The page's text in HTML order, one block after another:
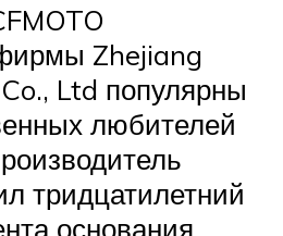
Zhejiang
Ltd популярны
любителей
тридцатилетний
основания